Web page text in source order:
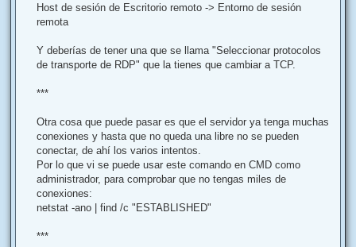
Host de sesión de Escritorio remoto -> Entorno de sesión
remota
Y deberías de tener una que se llama "Seleccionar protocolos
de transporte de RDP" que la tienes que cambiar a TCP.
***
Otra cosa que puede pasar es que el servidor ya tenga muchas
conexiones y hasta que no queda una libre no se pueden
conectar, de ahí los varios intentos.
Por lo que vi se puede usar este comando en CMD como
administrador, para comprobar que no tengas miles de
conexiones:
netstat -ano | find /c "ESTABLISHED"
***